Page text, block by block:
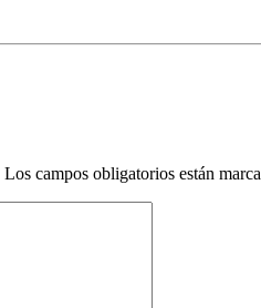
Los campos obligatorios están